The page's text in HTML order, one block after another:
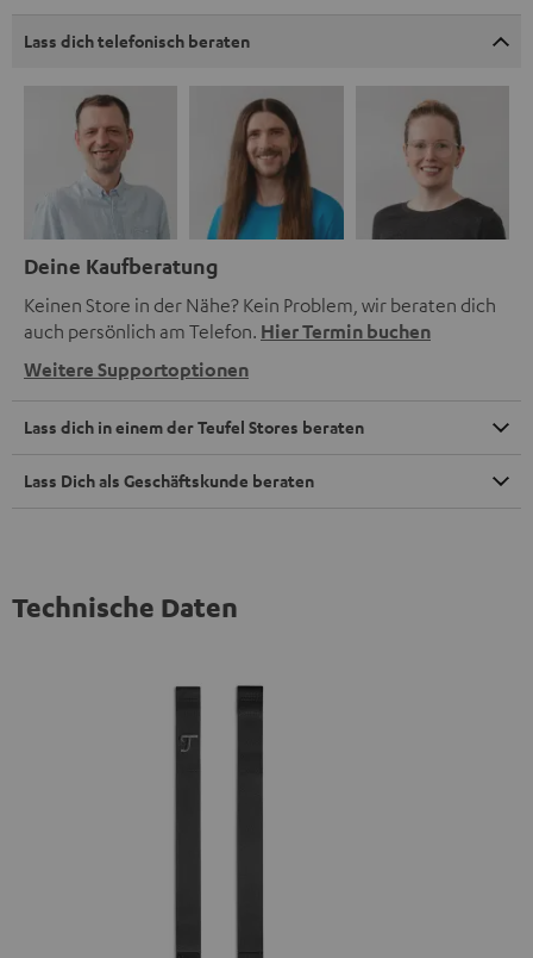
Lass dich telefonisch beraten
Deine Kaufberatung
Keinen Store in der Nähe? Kein Problem, wir beraten dich
auch persönlich am Telefon. Hier Termin buchen
Weitere Supportoptionen
Lass dich in einem der Teufel Stores beraten
Lass Dich als Geschäftskunde beraten
Technische Daten